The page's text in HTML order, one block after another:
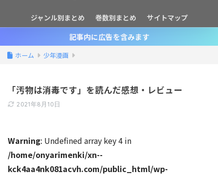
ジャンル別まとめ 巻数別まとめ サイトマップ
記事内に広告を含みます
ホーム 少年漫画
「汚物は消毒です」を読んだ感想・レビュー
2021年8月10日
Warning: Undefined array key 4 in
/home/onyarimenki/xn--
kck4aa4nk081acvh.com/public_html/wp-